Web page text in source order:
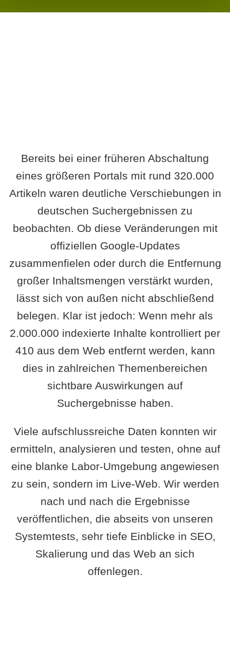
Bereits bei einer früheren Abschaltung
eines größeren Portals mit rund 320.000
Artikeln waren deutliche Verschiebungen in
deutschen Suchergebnissen zu
beobachten. Ob diese Veränderungen mit
offiziellen Google-Updates
zusammenfielen oder durch die Entfernung
großer Inhaltsmengen verstärkt wurden,
lässt sich von außen nicht abschließend
belegen. Klar ist jedoch: Wenn mehr als
2.000.000 indexierte Inhalte kontrolliert per
410 aus dem Web entfernt werden, kann
dies in zahlreichen Themenbereichen
sichtbare Auswirkungen auf
Suchergebnisse haben.
Viele aufschlussreiche Daten konnten wir
ermitteln, analysieren und testen, ohne auf
eine blanke Labor-Umgebung angewiesen
zu sein, sondern im Live-Web. Wir werden
nach und nach die Ergebnisse
veröffentlichen, die abseits von unseren
Systemtests, sehr tiefe Einblicke in SEO,
Skalierung und das Web an sich
offenlegen.